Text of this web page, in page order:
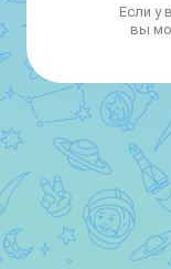
размещены
Если у
вы